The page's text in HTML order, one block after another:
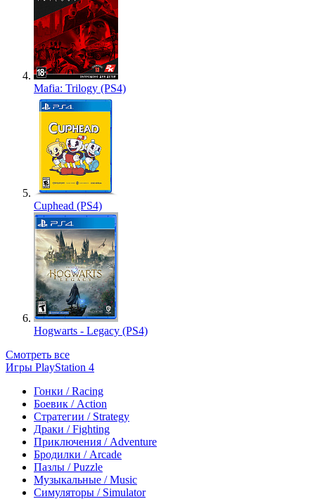
Mafia: Trilogy (PS4)
Cuphead (PS4)
Hogwarts - Legacy (PS4)
Смотреть все
Игры PlayStation 4
Гонки / Racing
Боевик / Action
Стратегии / Strategy
Драки / Fighting
Приключения / Adventure
Бродилки / Arcade
Пазлы / Puzzle
Музыкальные / Music
Симуляторы / Simulator